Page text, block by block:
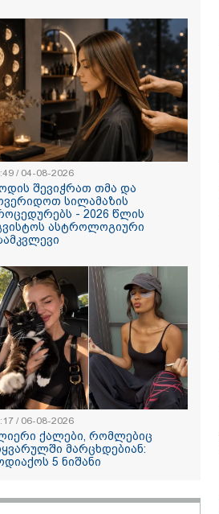
ანასტასია
ადვოკატი
მიზეზი
პასუხი
თქვენი
როდის შევიჭრათ
მოვერიდოთ
პროცედურებს -
აგვისტოს
ძლიერი ქალები,
სიყვარულში
/ 04-08-2026
შევიჭრათ თმა და
სილამაზის
- 2026 წლის
ასტროლოგიური
/ 06-08-2026
ქალები, რომლებიც
მარცხდებიან:
5 ნიშანი